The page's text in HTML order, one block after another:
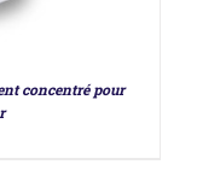
concentré pour